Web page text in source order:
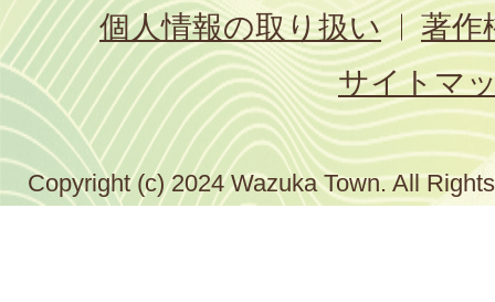
個人情報の取り扱い
著作
サイトマ
Copyright (c) 2024 Wazuka Town. All